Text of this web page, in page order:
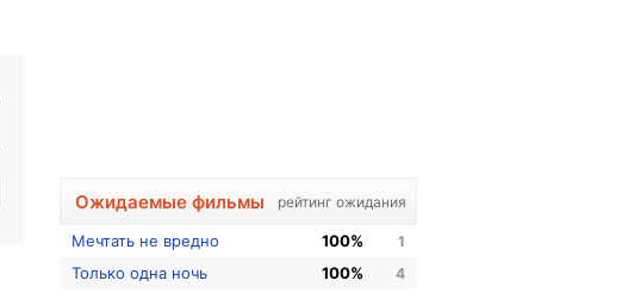
Ожидаемые фильмы рейтинг ожидания
Мечтать не вредно 100% 1
Только одна ночь 100% 4